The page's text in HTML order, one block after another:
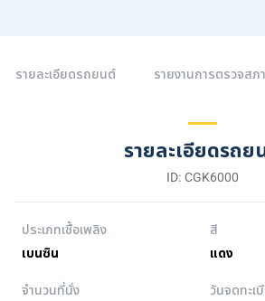
รายละเอียดรถยนต์ รายงานการตรวจส
รายละเอียดรถย
ID: CGK6000
ประเภทเชื้อเพลิง
เบนซิน
สี
แดง
จำนวนที่นั่ง
วันจดทะเ